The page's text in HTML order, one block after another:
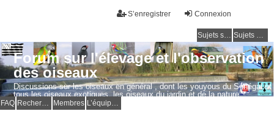
Connexion
S’enregistrer
Sujets sans réponse Sujets actifs
Forum sur l'élevage et l'observation
des oiseaux
Discussions sur les oiseaux en général , dont les youyous du Sénégal et
tous les oiseaux exotiques, les oiseaux du jardin et de la nature.
Questions, photos, expériences.
FAQ Membres